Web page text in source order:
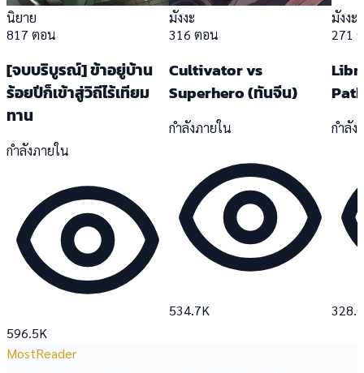
นิยาย
817 ตอน
[จบบริบูรณ์] ข้าอยู่บ้าน
ร้อยปีก็เข้าสู่วิถีไร้เทียม
ทาน
กำลังภายใน
596.5K
มังงะ
316 ตอน
Cultivator vs
Superhero (ทันจีน)
กำลังภายใน
534.7K
มังงะ
271
Path
กำลัง
MostReader